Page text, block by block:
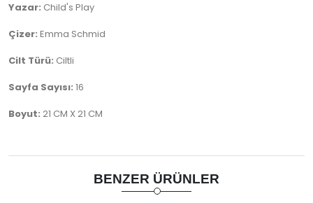
Yazar: Child's Play
Çizer: Emma Schmid
Cilt Türü: Ciltli
Sayfa Sayısı: 16
Boyut: 21 CM X 21 CM
BENZER ÜRÜNLER